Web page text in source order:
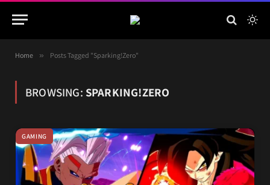
Home » Posts Tagged "Sparking!Zero"
BROWSING: SPARKING!ZERO
GAMING